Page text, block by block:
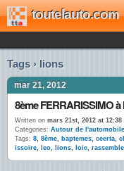
toutelauto.com
Tags › lions
mar 21, 2012
8ème FERRARISSIMO à
Written on mars 21st, 2012 at 12:38
Categories: Autour de l'automobile
Tags: 8, 8ème, baptemes, ceerta,
issoire, leo, lions, loic,